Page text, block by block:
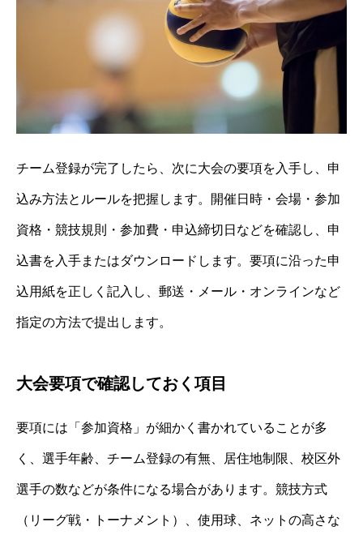
チーム登録が完了したら、次に大会の要項を入手し、申
込み方法とルールを把握します。開催日時・会場・参加
資格・競技規則・参加費・申込締切日などを確認し、申
込書を入手またはダウンロードします。要項に沿った申
込用紙を正しく記入し、郵送・メール・オンラインなど
指定の方法で提出します。
大会要項で確認しておく項目
要項には「参加資格」が細かく書かれていることが多
く、選手年齢、チーム登録の有無、居住地制限、校区外
選手の数などが条件になる場合があります。競技方式
（リーグ戦・トーナメント）、使用球、ネットの高さな